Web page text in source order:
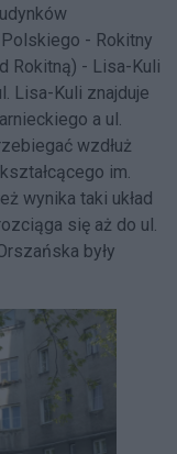
- Rokitny
Rokitną) - Lisa-Kuli
Lisa-Kuli znajduje
a ul.
wzdłuż
im.
wynika taki układ
się aż do ul.
były